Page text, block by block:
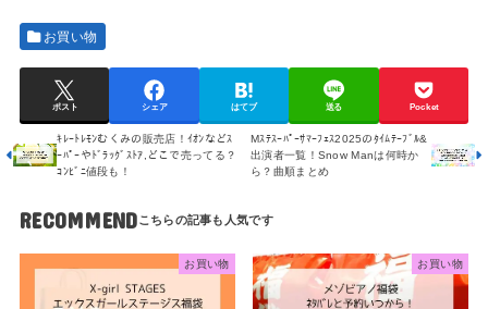
お買い物
ポスト シェア はてブ 送る Pocket
ｷﾚｰﾄﾚﾓﾝむくみの販売店！ｲｵﾝなどｽ
ｰﾊﾟｰやﾄﾞﾗｯｸﾞｽﾄｱ,どこで売ってる？
ｺﾝﾋﾞﾆ値段も！
Mｽﾃｽｰﾊﾟｰｻﾏｰﾌｪｽ2025のﾀｲﾑﾃｰﾌﾞﾙ&
出演者一覧！Snow Manは何時か
ら？曲順まとめ
RECOMMEND
お買い物 お買い物